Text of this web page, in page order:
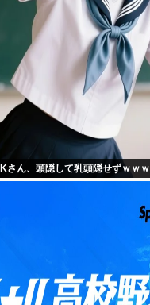
さん、頭隠して乳頭隠せずｗｗｗ